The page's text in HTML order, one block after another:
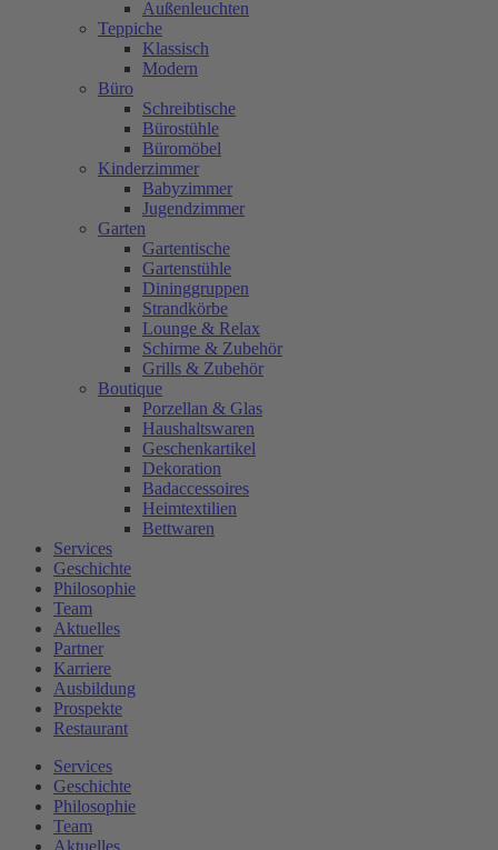
Außenleuchten
Teppiche
Klassisch
Modern
Büro
Schreibtische
Bürostühle
Büromöbel
Kinderzimmer
Babyzimmer
Jugendzimmer
Garten
Gartentische
Gartenstühle
Dininggruppen
Strandkörbe
Lounge & Relax
Schirme & Zubehör
Grills & Zubehör
Boutique
Porzellan & Glas
Haushaltswaren
Geschenkartikel
Dekoration
Badaccessoires
Heimtextilien
Bettwaren
Services
Geschichte
Philosophie
Team
Aktuelles
Partner
Karriere
Ausbildung
Prospekte
Restaurant
Services
Geschichte
Philosophie
Team
Aktuelles